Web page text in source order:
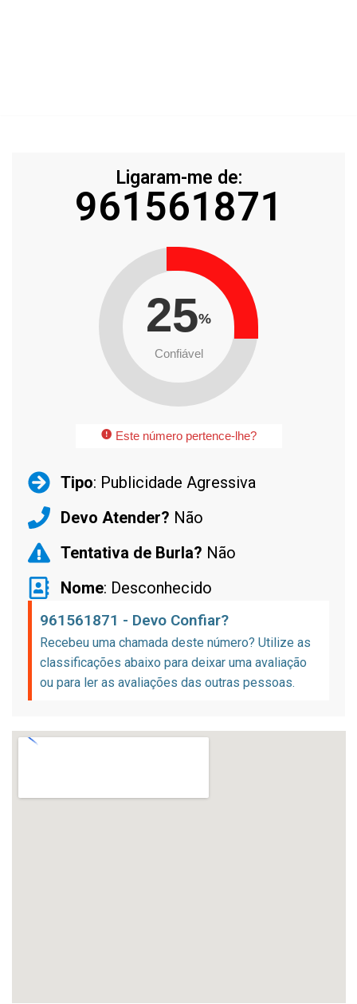
Ligaram-me de:
961561871
25%
Confiável
Este número pertence-lhe?
Tipo: Publicidade Agressiva
Devo Atender? Não
Tentativa de Burla? Não
Nome: Desconhecido
961561871 - Devo Confiar?
Recebeu uma chamada deste número? Utilize as
classificações abaixo para deixar uma avaliação
ou para ler as avaliações das outras pessoas.